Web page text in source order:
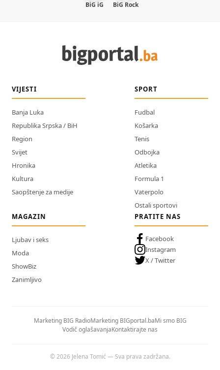
BiG iG BiG Rock
VIJESTI
Banja Luka
Republika Srpska / BiH
Region
Svijet
Hronika
Kultura
Saopštenje za medije
SPORT
Fudbal
Košarka
Tenis
Odbojka
Atletika
Formula 1
Vaterpolo
Ostali sportovi
MAGAZIN
Ljubav i seks
Moda
ShowBiz
Zanimljivo
PRATITE NAS
Facebook
Instagram
X / Twitter
Marketing BIG RadioMarketing BIGportal.baMi smo BIG
Vodič oglašavanjaKontaktirajte nas
© 2026 Jelena Tomić — Sva prava zadržana.